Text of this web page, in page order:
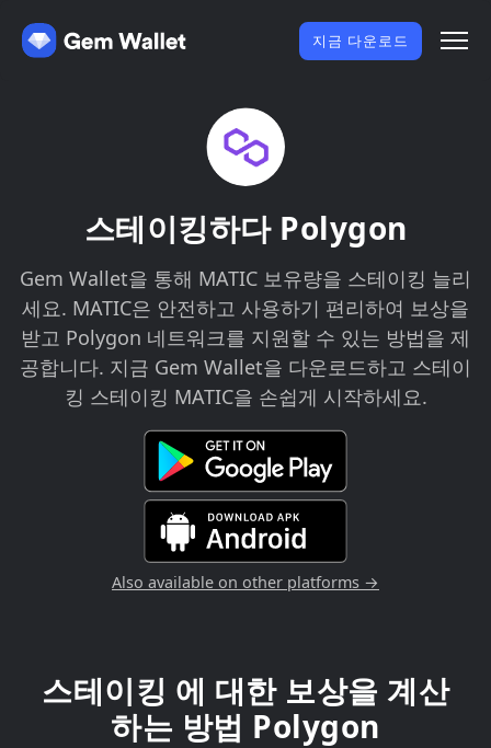
지금 다운로드
스테이킹하다 Polygon
Gem Wallet을 통해 MATIC 보유량을 스테이킹 늘리
세요. MATIC은 안전하고 사용하기 편리하여 보상을
받고 Polygon 네트워크를 지원할 수 있는 방법을 제
공합니다. 지금 Gem Wallet을 다운로드하고 스테이
킹 스테이킹 MATIC을 손쉽게 시작하세요.
Also available on other platforms →
스테이킹 에 대한 보상을 계산
하는 방법 Polygon